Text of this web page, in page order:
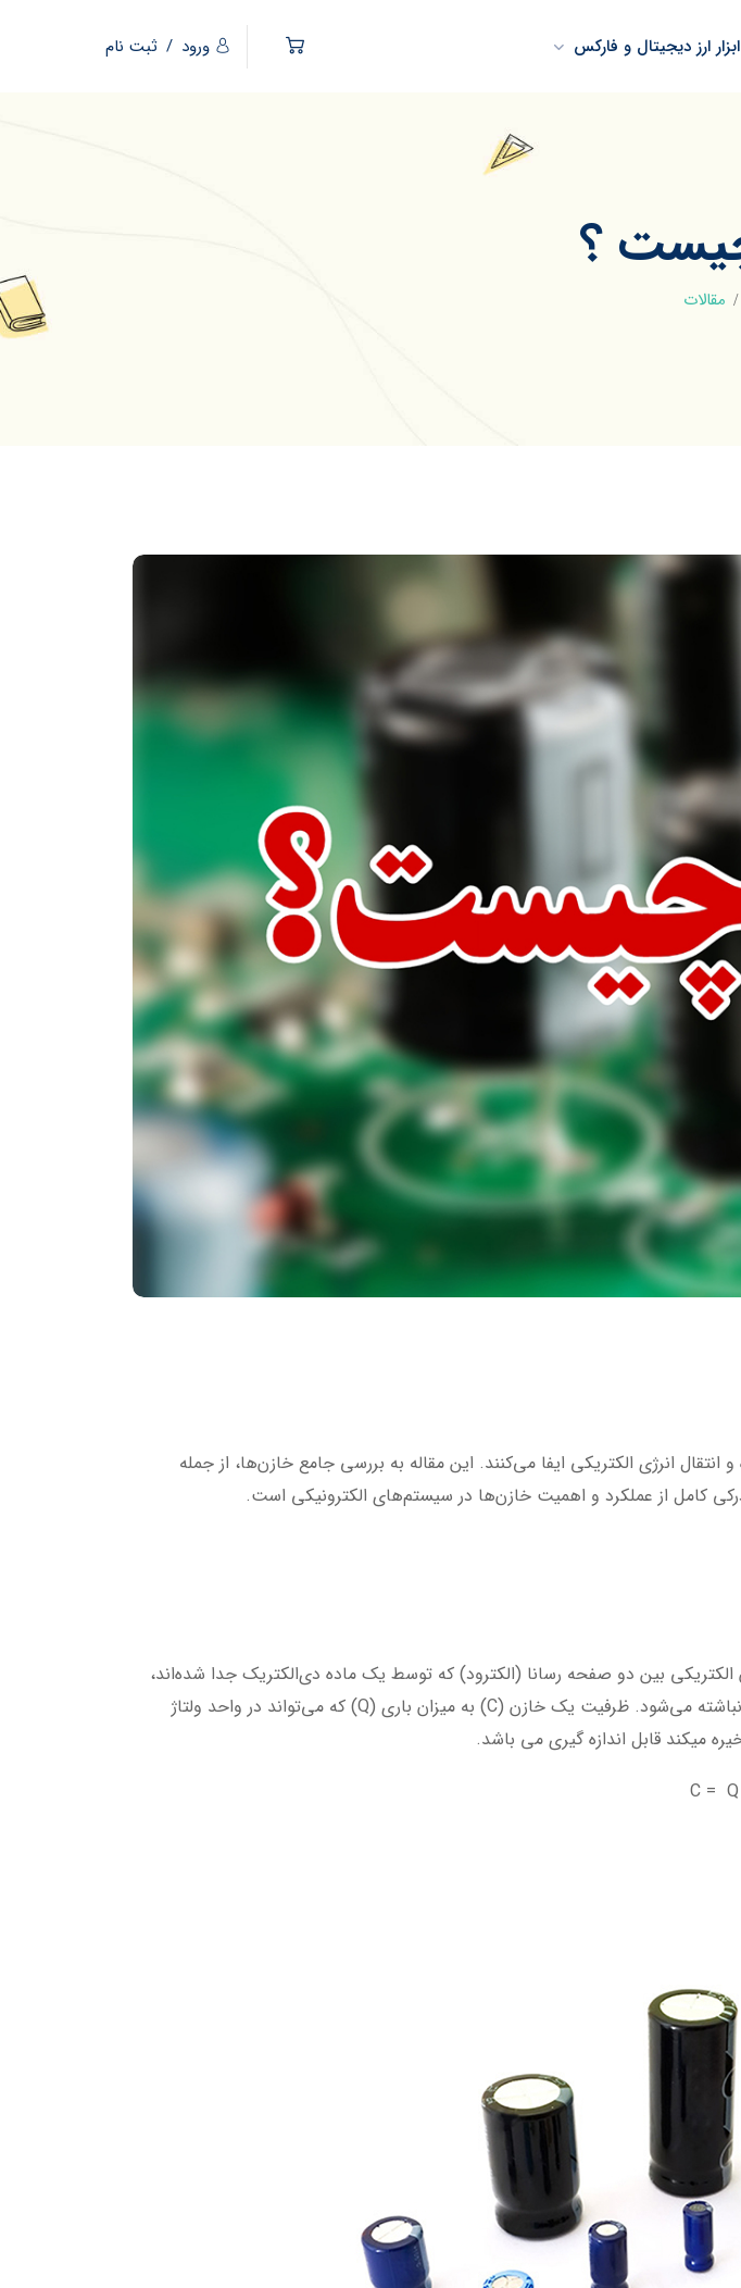
ابزار ارز دیجیتال و فارکس ورود / ثبت نام
؟
مقالات
انرژی الکتریکی ایفا می‌کنند. این مقاله به بررسی جامع خازن‌ها، از جمله
درکی کامل از عملکرد و اهمیت خازن‌ها در سیستم‌های الکترونیکی است.
بین دو صفحه رسانا (الکترود) که توسط یک ماده دی‌الکتریک جدا شده‌اند،
می‌باشد. هنگامی که ولتاژ به صفحات خازن اعمال می‌شود، بار الکتریکی در آن‌ها انباشته می‌شود. ظرفیت یک خازن (C) به میزان باری (Q) که می‌تواند در واحد ولتاژ
C =